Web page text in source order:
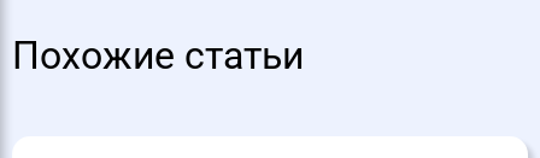
Похожие статьи